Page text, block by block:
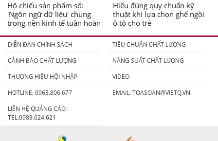
Hộ chiếu sản phẩm số:
'Ngôn ngữ dữ liệu' chung
trong nền kinh tế tuần hoàn
Hiểu đúng quy chuẩn kỹ
thuật khi lựa chọn ghế ngồi
ô tô cho trẻ
DIỄN ĐÀN CHÍNH SÁCH
TIÊU CHUẨN CHẤT LƯỢNG
CẢNH BÁO CHẤT LƯỢNG
NĂNG SUẤT CHẤT LƯỢNG
THƯƠNG HIỆU HỘI NHẬP
VIDEO
HOTLINE: 0963.806.677
EMAIL:TOASOAN@VIETQ.VN
LIÊN HỆ QUẢNG CÁO :
TEL:0988.624.621